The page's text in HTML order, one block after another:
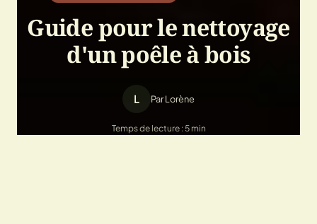
Guide pour le nettoyage
d'un poêle à bois
L Par Lorène
Temps de lecture : 5 min